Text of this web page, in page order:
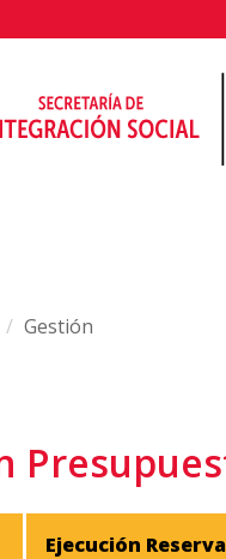
Gestión
Ejecución